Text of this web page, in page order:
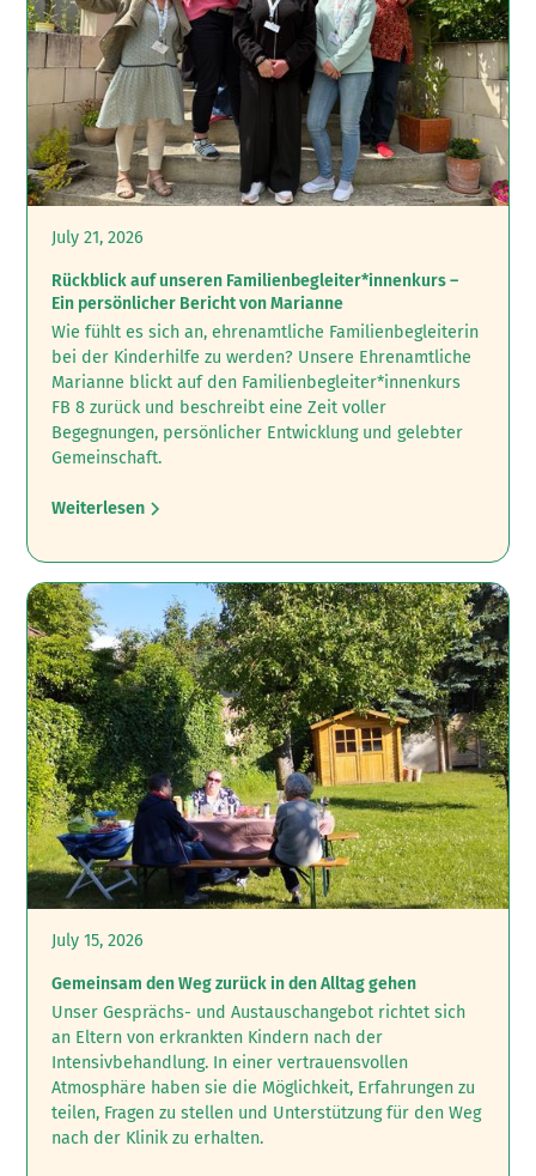
July 21, 2026
Rückblick auf unseren Familienbegleiter*innenkurs –
Ein persönlicher Bericht von Marianne
Wie fühlt es sich an, ehrenamtliche Familienbegleiterin
bei der Kinderhilfe zu werden? ‍Unsere Ehrenamtliche
Marianne blickt auf den Familienbegleiter*innenkurs
FB 8 zurück und beschreibt eine Zeit voller
Begegnungen, persönlicher Entwicklung und gelebter
Gemeinschaft.
Weiterlesen
July 15, 2026
Gemeinsam den Weg zurück in den Alltag gehen
Unser Gesprächs- und Austauschangebot richtet sich
an Eltern von erkrankten Kindern nach der
Intensivbehandlung.‍ In einer vertrauensvollen
Atmosphäre haben sie die Möglichkeit, Erfahrungen zu
teilen, Fragen zu stellen und Unterstützung für den Weg
nach der Klinik zu erhalten.